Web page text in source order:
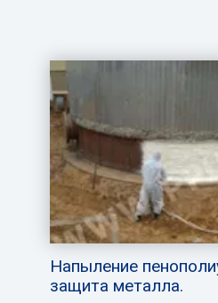
Напыление
защита металла.